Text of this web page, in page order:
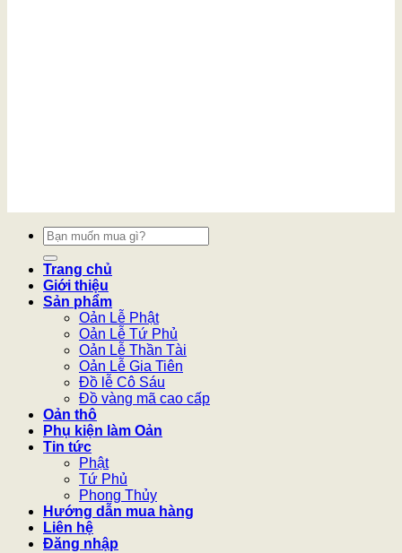
Tìm
kiếm:
Trang chủ
Giới thiệu
Sản phẩm
Oản Lễ Phật
Oản Lễ Tứ Phủ
Oản Lễ Thần Tài
Oản Lễ Gia Tiên
Đồ lễ Cô Sáu
Đồ vàng mã cao cấp
Oản thô
Phụ kiện làm Oản
Tin tức
Phật
Tứ Phủ
Phong Thủy
Hướng dẫn mua hàng
Liên hệ
Đăng nhập